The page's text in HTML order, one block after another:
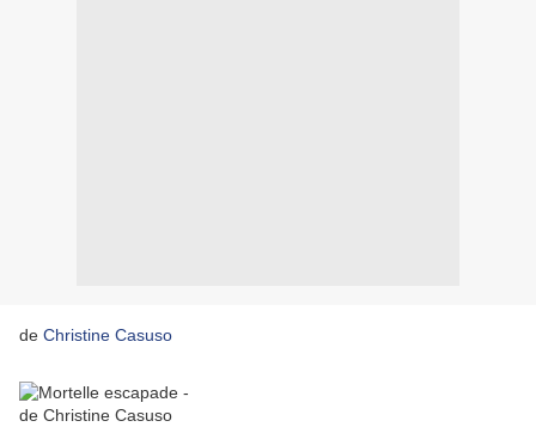
de Christine Casuso